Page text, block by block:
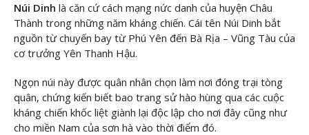
Núi Dinh là căn cứ cách mạng nức danh của huyện Châu
Thành trong những năm kháng chiến. Cái tên Núi Dinh bắt
nguồn từ chuyến bay từ Phú Yên đến Bà Rịa – Vũng Tàu của
cơ trưởng Yên Thanh Hậu.
Ngọn núi này được quân nhân chọn làm nơi đóng trại tòng
quân, chứng kiến ​​biết bao trang sử hào hùng qua các cuộc
kháng chiến khốc liệt giành lại độc lập cho nơi đây cũng như
cho miền Nam của sơn hà vào thời điểm đó.